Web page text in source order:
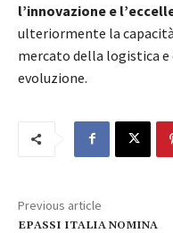
l’innovazione e
ulteriormente la
mercato della logistica e
evoluzione.
Previous article
EPASSI ITALIA NOMINA